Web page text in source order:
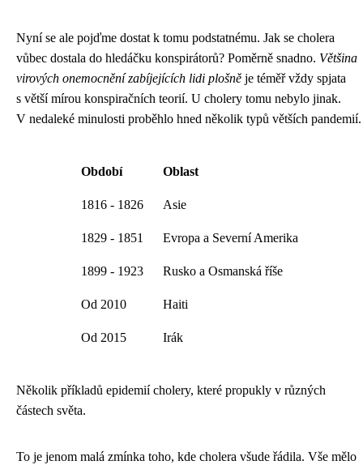
Nyní se ale pojďme dostat k tomu podstatnému. Jak se cholera
vůbec dostala do hledáčku konspirátorů? Poměrně snadno. Většina
virových onemocnění zabíjejících lidi plošně je téměř vždy spjata
s větší mírou konspiračních teorií. U cholery tomu nebylo jinak.
V nedaleké minulosti proběhlo hned několik typů větších pandemií.
Období Oblast
1816 - 1826 Asie
1829 - 1851 Evropa a Severní Amerika
1899 - 1923 Rusko a Osmanská říše
Od 2010 Haiti
Od 2015 Irák
Několik příkladů epidemií cholery, které propukly v různých
částech světa.
To je jenom malá zmínka toho, kde cholera všude řádila. Vše mělo